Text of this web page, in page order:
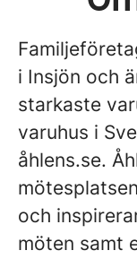
i Insjön och
starkaste
varuhus i
åhlens.se.
och
möten samt